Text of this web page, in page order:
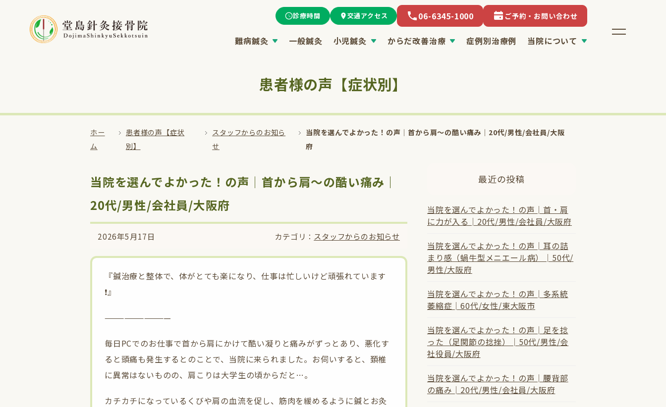
診療時間 交通アクセス 06-6345-1000 ご予約・お問い合わせ
難病鍼灸 一般鍼灸 小児鍼灸 からだ改善治療 症例別治療例 当院について
患者様の声【症状別】
ホー
ム
患者様の声【症状
別】
スタッフからのお知ら
せ
当院を選んでよかった！の声│首から肩〜の酷い痛み｜20代/男性/会社員/大阪
府
当院を選んでよかった！の声│首から肩〜の酷い痛み｜
20代/男性/会社員/大阪府
2026年5月17日 カテゴリ： スタッフからのお知らせ
『鍼治療と整体で、体がとても楽になり、仕事は忙しいけど頑張れています
❗️』
——————————
毎日PCでのお仕事で首から肩にかけて酷い凝りと痛みがずっとあり、悪化す
ると頭痛も発生するとのことで、当院に来られました。お伺いすると、頚椎
に異常はないものの、肩こりは大学生の頃からだと…。
カチカチになっているくびや肩の血流を促し、筋肉を緩めるように鍼とお灸
最近の投稿
当院を選んでよかった！の声│首・肩
に力が入る│20代/男性/会社員/大阪府
当院を選んでよかった！の声│耳の詰
まり感（蝸牛型メニエール病）│50代/
男性/大阪府
当院を選んでよかった！の声│多系統
萎縮症│60代/女性/東大阪市
当院を選んでよかった！の声│足を捻
った（足関節の捻挫）│50代/男性/会
社役員/大阪府
当院を選んでよかった！の声│腰背部
の痛み│20代/男性/会社員/大阪府